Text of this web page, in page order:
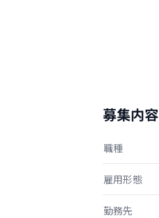
募集内容
職種
雇用形態
勤務先